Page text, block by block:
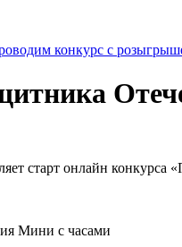
старт онлайн
Мини с часами